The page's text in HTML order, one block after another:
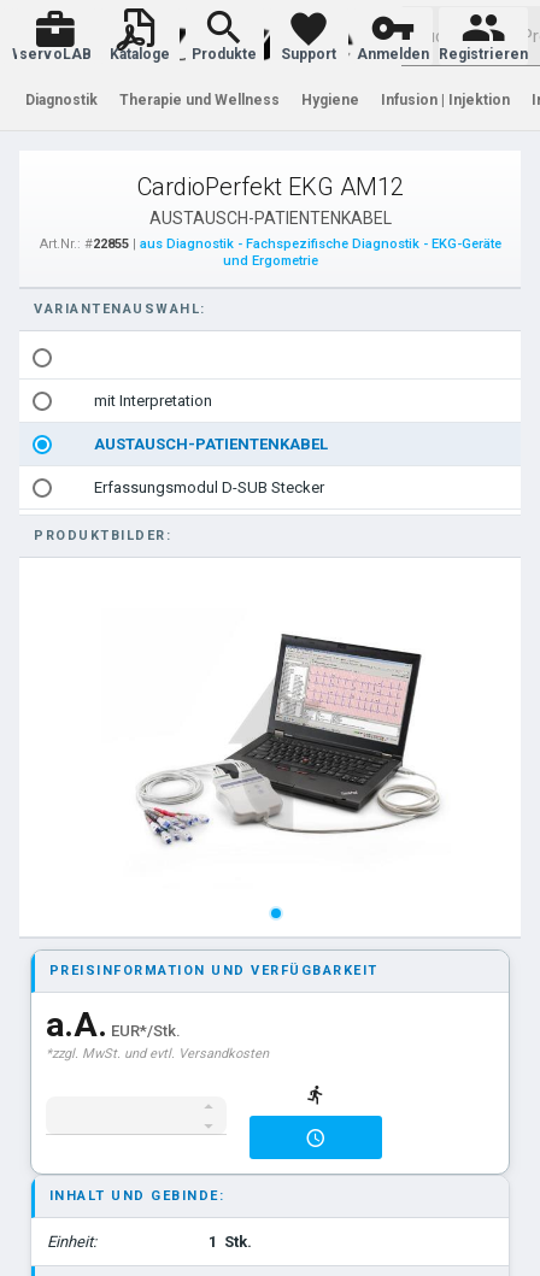
Warenkorb
servoLAB Kataloge Produkte Support Anmelden Registrieren
Diagnostik Therapie und Wellness Hygiene Infusion | Injektion
CardioPerfekt EKG AM12
AUSTAUSCH-PATIENTENKABEL
Art.Nr.: #22855| aus Diagnostik - Fachspezifische Diagnostik - EKG-Geräte
und Ergometrie
VARIANTENAUSWAHL:
mit Interpretation
AUSTAUSCH-PATIENTENKABEL
Erfassungsmodul D-SUB Stecker
PRODUKTBILDER:
PREISINFORMATION UND VERFÜGBARKEIT
a.A. EUR*/Stk.
*zzgl. MwSt. und evtl. Versandkosten
INHALT UND GEBINDE:
Einheit: 1 Stk.